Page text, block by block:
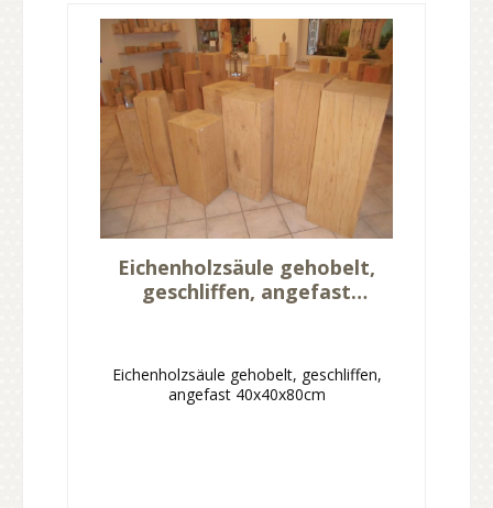
Eichenholzsäule gehobelt,
geschliffen, angefast
Eichenholzsäule gehobelt, geschliffen,
angefast 40x40x80cm